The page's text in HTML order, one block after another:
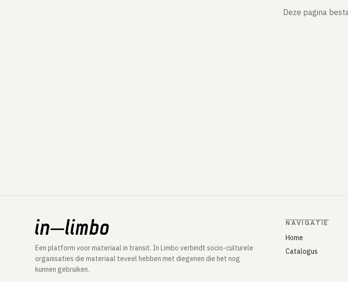
Deze pagina
Een platform voor materiaal in transit. In Limbo verbindt socio-culturele
organisaties die materiaal teveel hebben met diegenen die het nog
kunnen gebruiken.
NAVIGATIE
Home
Catalogus